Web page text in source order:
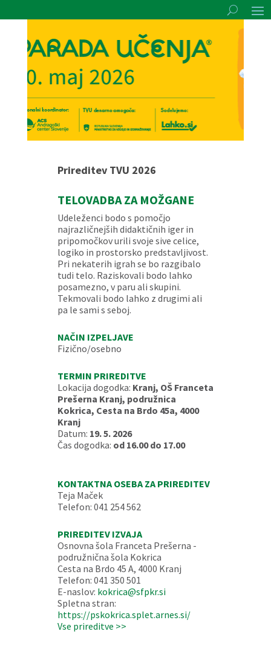
Prireditev TVU 2026
TELOVADBA ZA MOŽGANE
Udeleženci bodo s pomočjo
najrazličnejših didaktičnih iger in
pripomočkov urili svoje sive celice,
logiko in prostorsko predstavljivost.
Pri nekaterih igrah se bo razgibalo
tudi telo. Raziskovali bodo lahko
posamezno, v paru ali skupini.
Tekmovali bodo lahko z drugimi ali
pa le sami s seboj.
NAČIN IZPELJAVE
Fizično/osebno
TERMIN PRIREDITVE
Lokacija dogodka: Kranj, OŠ Franceta
Prešerna Kranj, podružnica
Kokrica, Cesta na Brdo 45a, 4000
Kranj
Datum: 19. 5. 2026
Čas dogodka: od 16.00 do 17.00
KONTAKTNA OSEBA ZA PRIREDITEV
Teja Maček
Telefon: 041 254 562
PRIREDITEV IZVAJA
Osnovna šola Franceta Prešerna -
podružnična šola Kokrica
Cesta na Brdo 45 A, 4000 Kranj
Telefon: 041 350 501
E-naslov: kokrica@sfpkr.si
Spletna stran:
https://pskokrica.splet.arnes.si/
Vse prireditve >>